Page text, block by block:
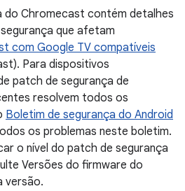
do Chromecast contém detalhes
que afetam
com Google TV compatíveis
Para dispositivos
patch de segurança de
resolvem todos os
Boletim de segurança do Android
os problemas neste boletim.
o nível do patch de segurança
Versões do firmware do
versão.